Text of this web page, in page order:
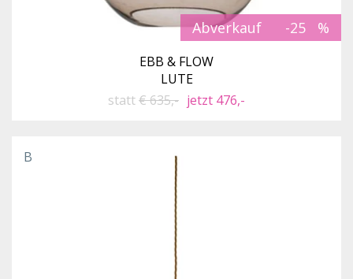
Abverkauf -25
EBB & FLOW
LUTE
statt€ 635,- jetzt 476,-
B